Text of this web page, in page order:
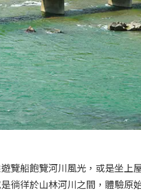
覽船飽覽河川風光，或是坐上
徜徉於山林河川之間，體驗原